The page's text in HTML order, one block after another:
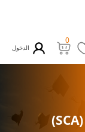
0
الدخول